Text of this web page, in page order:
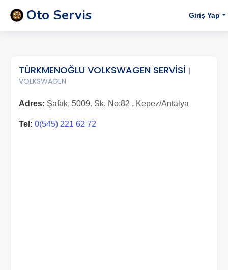
Oto Servis Giriş Yap
TÜRKMENOĞLU VOLKSWAGEN SERVİSİ |
VOLKSWAGEN
Adres: Şafak, 5009. Sk. No:82 , Kepez/Antalya
Tel: 0(545) 221 62 72